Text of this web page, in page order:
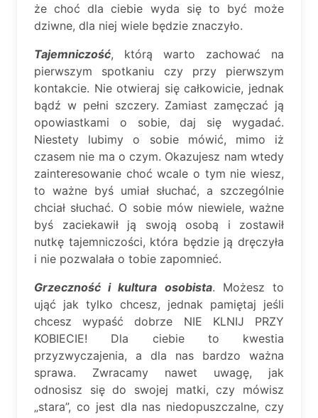
że choć dla ciebie wyda się to być może
dziwne, dla niej wiele będzie znaczyło.
Tajemniczość, którą warto zachować na
pierwszym spotkaniu czy przy pierwszym
kontakcie. Nie otwieraj się całkowicie, jednak
bądź w pełni szczery. Zamiast zamęczać ją
opowiastkami o sobie, daj się wygadać.
Niestety lubimy o sobie mówić, mimo iż
czasem nie ma o czym. Okazujesz nam wtedy
zainteresowanie choć wcale o tym nie wiesz,
to ważne byś umiał słuchać, a szczególnie
chciał słuchać. O sobie mów niewiele, ważne
byś zaciekawił ją swoją osobą i zostawił
nutkę tajemniczości, która będzie ją dręczyła
i nie pozwalała o tobie zapomnieć.
Grzeczność i kultura osobista. Możesz to
ująć jak tylko chcesz, jednak pamiętaj jeśli
chcesz wypaść dobrze NIE KLNIJ PRZY
KOBIECIE! Dla ciebie to kwestia
przyzwyczajenia, a dla nas bardzo ważna
sprawa. Zwracamy nawet uwagę, jak
odnosisz się do swojej matki, czy mówisz
„stara”, co jest dla nas niedopuszczalne, czy